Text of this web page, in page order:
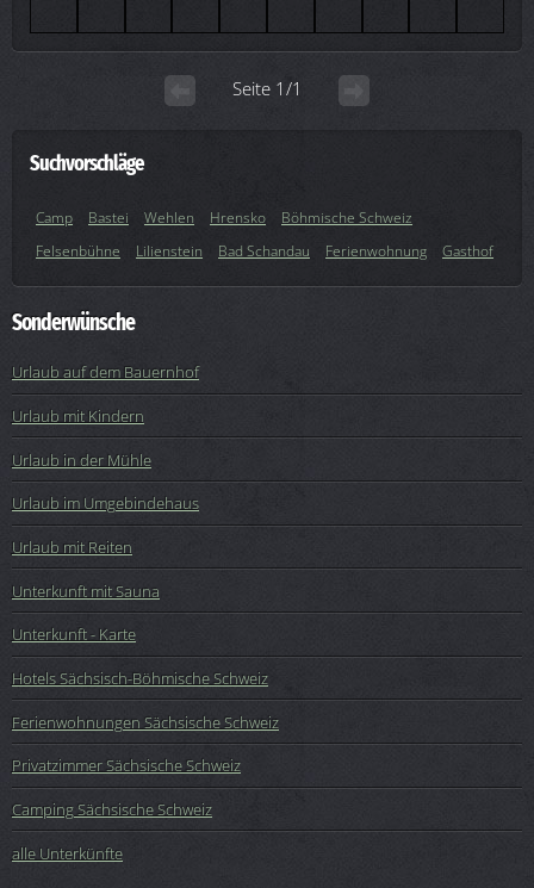
Seite 1/1
Suchvorschläge
Camp Bastei Wehlen Hrensko
Böhmische Schweiz
Felsenbühne
Lilienstein Bad Schandau Ferienwohnung Gasthof
Sonderwünsche
Urlaub auf dem Bauernhof
Urlaub mit Kindern
Urlaub in der Mühle
Urlaub im Umgebindehaus
Urlaub mit Reiten
Unterkunft mit Sauna
Unterkunft - Karte
Hotels Sächsisch-Böhmische Schweiz
Ferienwohnungen Sächsische Schweiz
Privatzimmer Sächsische Schweiz
Camping Sächsische Schweiz
alle Unterkünfte